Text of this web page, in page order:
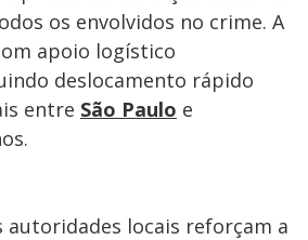
os envolvidos no crime. A
apoio logístico
deslocamento rápido
entre São Paulo e
autoridades locais reforçam a